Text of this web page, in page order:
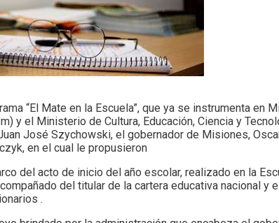
“El Mate en la Escuela”, que ya se instrumenta en
y el Ministerio de Cultura, Educación, Ciencia y
José Szychowski, el gobernador de Misiones,
en el cual le propusieron
del acto de inicio del año escolar, realizado en la
del titular de la cartera educativa nacional y
.